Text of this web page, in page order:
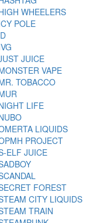
WHEELERS
POLE
JUICE
VAPE
TOBACCO
LIFE
LIQUIDS
PROJECT
ELF JUICE
FOREST
CITY LIQUIDS
TRAIN